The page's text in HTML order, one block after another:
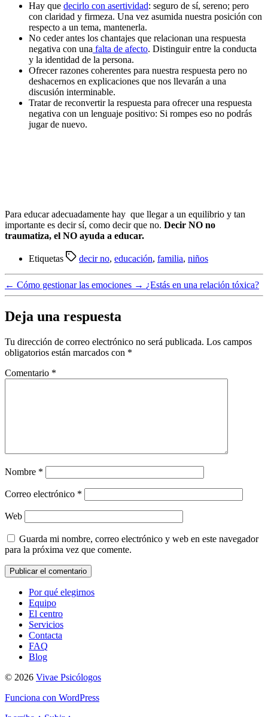
Hay que decirlo con asertividad: seguro de sí, sereno; pero
con claridad y firmeza. Una vez asumida nuestra posición con
respecto a un tema, mantenerla.
No ceder antes los chantajes que relacionan una respuesta
negativa con una falta de afecto. Distinguir entre la conducta
y la identidad de la persona.
Ofrecer razones coherentes para nuestra respuesta pero no
deshacernos en explicaciones que nos llevarán a una
discusión interminable.
Tratar de reconvertir la respuesta para ofrecer una respuesta
negativa con un lenguaje positivo: Si rompes eso no podrás
jugar de nuevo.
Para educar adecuadamente hay que llegar a un equilibrio y tan
importante es decir sí, como decir que no. Decir NO no
traumatiza, el NO ayuda a educar.
Etiquetas decir no, educación, familia, niños
← Cómo gestionar las emociones → ¿Estás en una relación tóxica?
Deja una respuesta
Tu dirección de correo electrónico no será publicada. Los campos
obligatorios están marcados con *
Comentario *
Nombre *
Correo electrónico *
Web
Guarda mi nombre, correo electrónico y web en este navegador
para la próxima vez que comente.
Por qué elegirnos
Equipo
El centro
Servicios
Contacta
FAQ
Blog
© 2026 Vivae Psicólogos
Funciona con WordPress